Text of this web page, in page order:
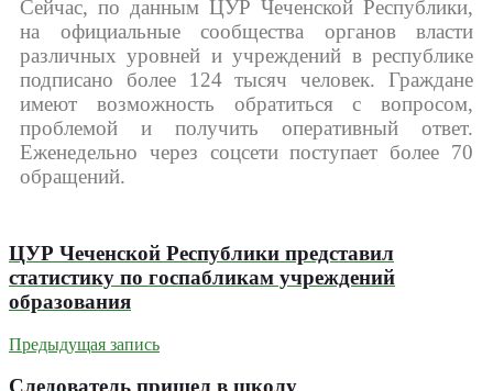
Сейчас, по данным ЦУР Чеченской Республики,
на официальные сообщества органов власти
различных уровней и учреждений в республике
подписано более 124 тысяч человек. Граждане
имеют возможность обратиться с вопросом,
проблемой и получить оперативный ответ.
Еженедельно через соцсети поступает более 70
обращений.
ЦУР Чеченской Республики представил
статистику по госпабликам учреждений
образования
Предыдущая запись